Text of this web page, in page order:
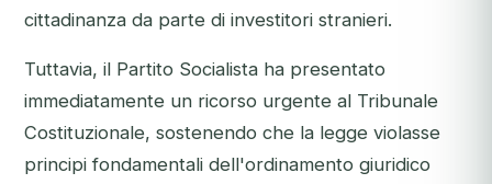
cittadinanza da parte di investitori stranieri.
Tuttavia, il Partito Socialista ha presentato
immediatamente un ricorso urgente al Tribunale
Costituzionale, sostenendo che la legge violasse
principi fondamentali dell'ordinamento giuridico